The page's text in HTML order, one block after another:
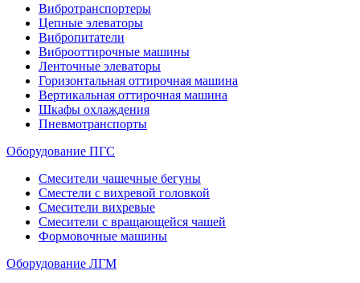
Вибротранспортеры
Цепные элеваторы
Вибропитатели
Виброоттирочные машины
Ленточные элеваторы
Горизонтальная оттирочная машина
Вертикальная оттирочная машина
Шкафы охлаждения
Пневмотранспорты
Оборудование ПГС
Смесители чашечные бегуны
Сместели с вихревой головкой
Смесители вихревые
Смесители с вращающейся чашей
Формовочные машины
Оборудование ЛГМ